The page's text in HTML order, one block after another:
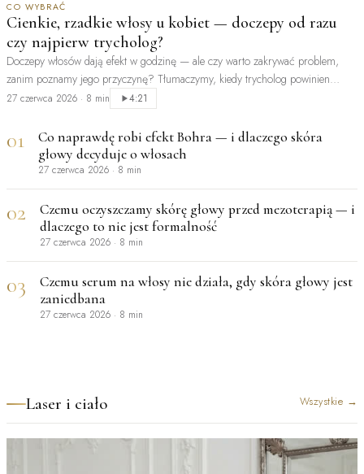
CO WYBRAĆ
Cienkie, rzadkie włosy u kobiet — doczepy od razu
czy najpierw trycholog?
Doczepy włosów dają efekt w godzinę — ale czy warto zakrywać problem,
zanim poznamy jego przyczynę? Tłumaczymy, kiedy trycholog powinien
być…
27 czerwca 2026 · 8 min 4:21
01
Co naprawdę robi efekt Bohra — i dlaczego skóra
głowy decyduje o włosach
27 czerwca 2026 · 8 min
02
Czemu oczyszczamy skórę głowy przed mezoterapią — i
dlaczego to nie jest formalność
27 czerwca 2026 · 8 min
03
Czemu serum na włosy nie działa, gdy skóra głowy jest
zaniedbana
27 czerwca 2026 · 8 min
Laser i ciało Wszystkie →